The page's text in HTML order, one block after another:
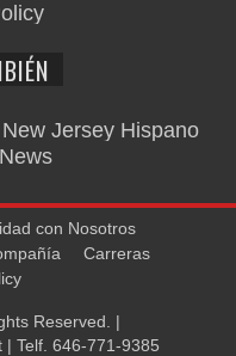
New Jersey Hispano
con Nosotros
Carreras
Reserved. |
| Telf. 646-771-9385